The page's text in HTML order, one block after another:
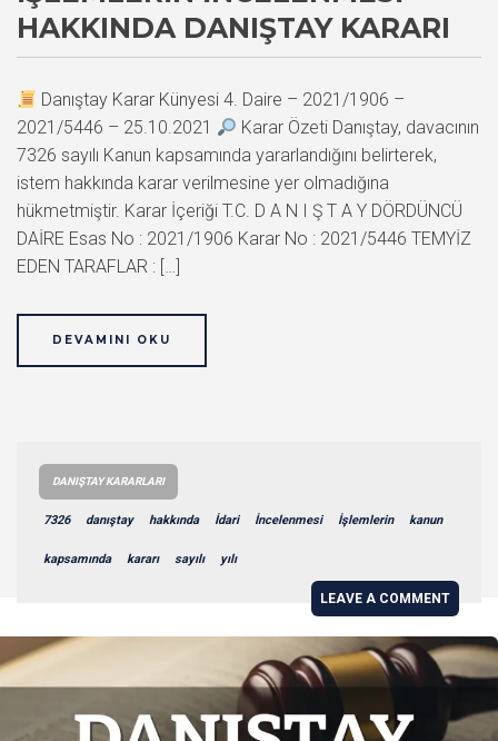
HAKKINDA DANIŞTAY KARARI
Danıştay Karar Künyesi 4. Daire – 2021/1906 –
2021/5446 – 25.10.2021
Karar Özeti Danıştay, davacının
7326 sayılı Kanun kapsamında yararlandığını belirterek,
istem hakkında karar verilmesine yer olmadığına
hükmetmiştir. Karar İçeriği T.C. D A N I Ş T A Y DÖRDÜNCÜ
DAİRE Esas No : 2021/1906 Karar No : 2021/5446 TEMYİZ
EDEN TARAFLAR : […]
DEVAMINI OKU
DANIŞTAY KARARLARI
7326 danıştay hakkında İdari İncelenmesi İşlemlerin kanun
kapsamında kararı sayılı yılı
LEAVE A COMMENT